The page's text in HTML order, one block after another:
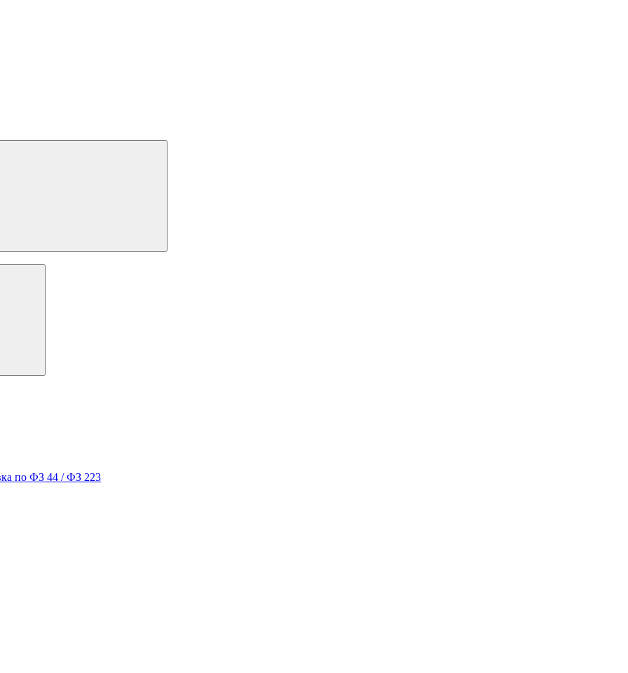
по ФЗ 44 / ФЗ 223